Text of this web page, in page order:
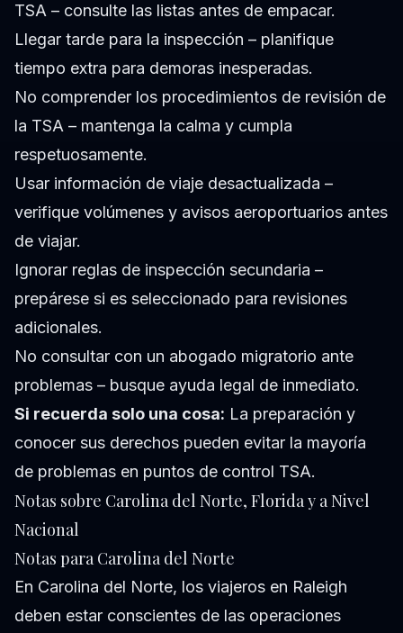
TSA – consulte las listas antes de empacar.
Llegar tarde para la inspección – planifique
tiempo extra para demoras inesperadas.
No comprender los procedimientos de revisión de
la TSA – mantenga la calma y cumpla
respetuosamente.
Usar información de viaje desactualizada –
verifique volúmenes y avisos aeroportuarios antes
de viajar.
Ignorar reglas de inspección secundaria –
prepárese si es seleccionado para revisiones
adicionales.
No consultar con un abogado migratorio ante
problemas – busque ayuda legal de inmediato.
Si recuerda solo una cosa: La preparación y
conocer sus derechos pueden evitar la mayoría
de problemas en puntos de control TSA.
Notas sobre Carolina del Norte, Florida y a Nivel
Nacional
Notas para Carolina del Norte
En Carolina del Norte, los viajeros en Raleigh
deben estar conscientes de las operaciones